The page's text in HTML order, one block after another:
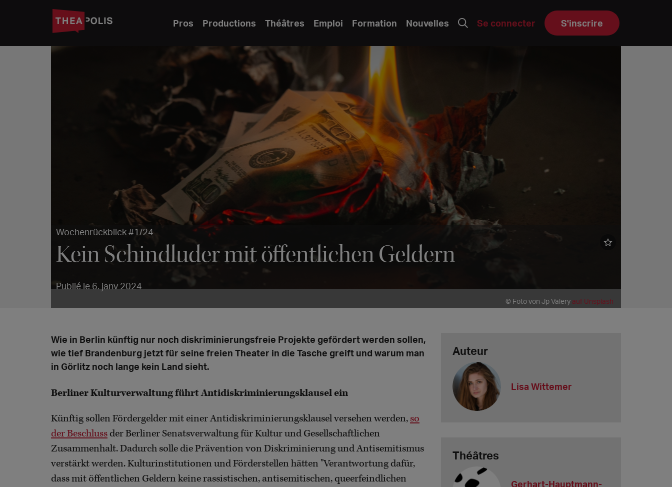
Pros Productions Théâtres Emploi Formation Nouvelles Se connecter S'inscrire
Wochenrückblick #1/24
Kein Schindluder mit öffentlichen Geldern
Publié le 6. janv 2024
© Foto von Jp Valery auf Unsplash
Wie in Berlin künftig nur noch diskriminierungsfreie Projekte gefördert werden sollen,
wie tief Brandenburg jetzt für seine freien Theater in die Tasche greift und warum man
in Görlitz noch lange kein Land sieht.
Berliner Kulturverwaltung führt Antidiskriminierungsklausel ein
Künftig sollen Fördergelder mit einer Antidiskriminierungsklausel versehen werden, so
der Beschluss der Berliner Senatsverwaltung für Kultur und Gesellschaftlichen
Zusammenhalt. Dadurch solle die Prävention von Diskriminierung und Antisemitismus
verstärkt werden. Kulturinstitutionen und Förderstellen hätten "Verantwortung dafür,
dass mit öffentlichen Geldern keine rassistischen, antisemitischen, queerfeindlichen
Auteur
Lisa Wittemer
Théâtres
Gerhart-Hauptmann-